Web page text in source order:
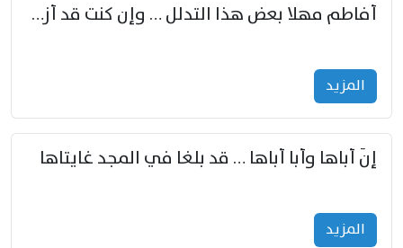
أفاطم مهلا بعض هذا التدلل … وإن كنت قد أزمعت صرمي فأجملي
المزید
إنّ أباها وأبا أباها … قد بلغا في المجد غايتاها
المزید